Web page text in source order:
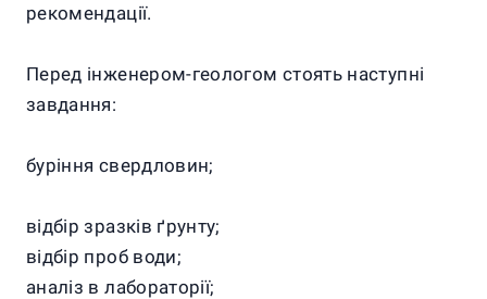
рекомендації.
Перед інженером-геологом стоять наступні
завдання:
буріння свердловин;
відбір зразків ґрунту;
відбір проб води;
аналіз в лабораторії;